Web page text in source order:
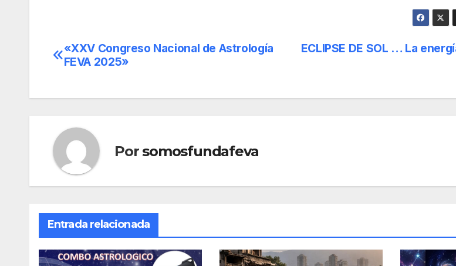
Navegación
entradas
ECLIPSE DE SOL … La
«XXV Congreso Nacional de Astrología
FEVA 2025»
Porsomosfundafeva
Entrada relacionada